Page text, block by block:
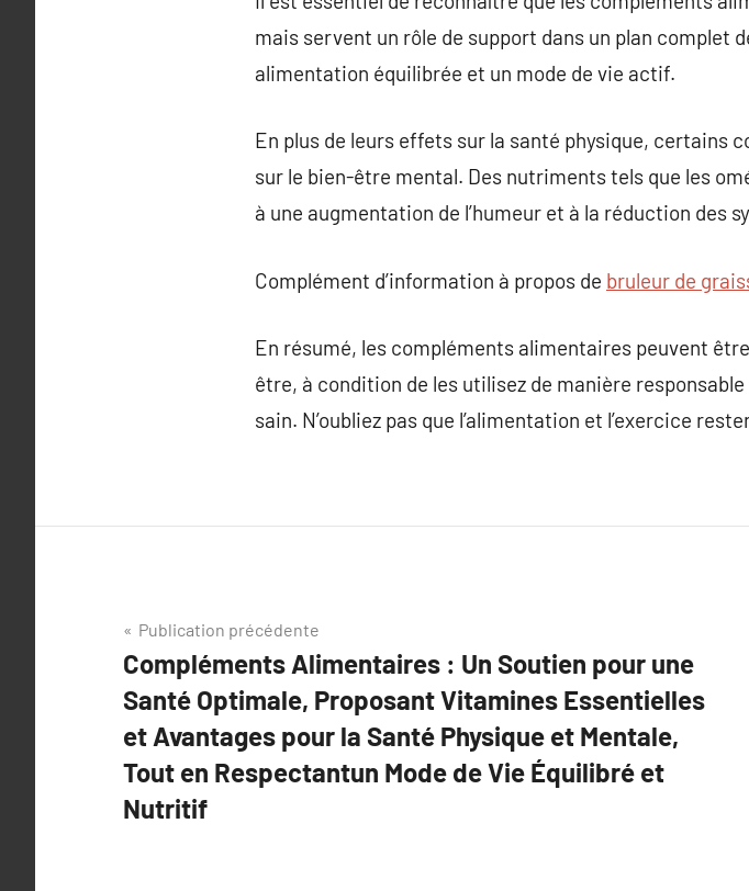
mais servent un rôle de support dans un plan complet
alimentation équilibrée et un mode de vie actif.
En plus de leurs effets sur la santé physique,
sur le bien-être mental. Des nutriments tels que les
à une augmentation de l’humeur et à la réduction des
Complément d’information à propos de bruleur de
En résumé, les compléments alimentaires peuvent
être, à condition de les utilisez de manière
sain. N’oubliez pas que l’alimentation et l’exercice
Navigation
de
l’article
Publication précédente
Compléments Alimentaires : Un Soutien pour une
Santé Optimale, Proposant Vitamines Essentielles
et Avantages pour la Santé Physique et Mentale,
Tout en Respectantun Mode de Vie Équilibré et
Nutritif